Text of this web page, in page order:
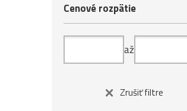
Cenové rozpätie
až
Zrušiť filtre